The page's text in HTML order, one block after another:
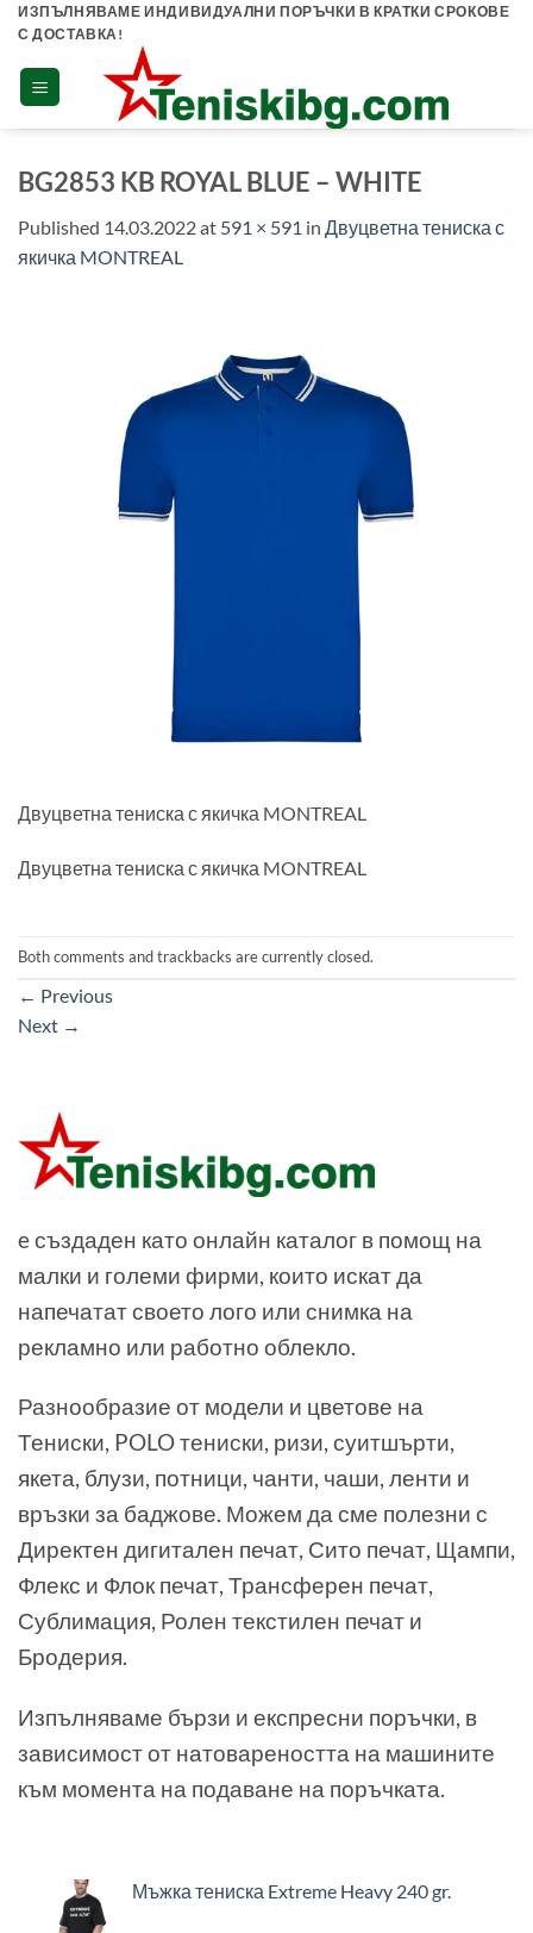
Skip
content
ИЗПЪЛНЯВАМЕ ИНДИВИДУАЛНИ ПОРЪЧКИ В КРАТКИ СРОКОВЕ
С ДОСТАВКА!
BG2853 KB ROYAL BLUE – WHITE
Published 14.03.2022at 591 × 591 in Двуцветна тениска с
якичка MONTREAL
Двуцветна тениска с якичка MONTREAL
Двуцветна тениска с якичка MONTREAL
Both comments and trackbacks are currently closed.
← Previous
Next →
e създаден като онлайн каталог в помощ на
малки и големи фирми, които искат да
напечатат своето лого или снимка на
рекламно или работно облекло.
Разнообразие от модели и цветове на
Тениски, POLO тениски, ризи, суитшърти,
якета, блузи, потници, чанти, чаши, ленти и
връзки за баджове. Можем да сме полезни с
Директен дигитален печат, Сито печат, Щампи,
Флекс и Флок печат, Трансферен печат,
Сублимация, Ролен текстилен печат и
Бродерия.
Изпълняваме бързи и експресни поръчки, в
зависимост от натовареността на машините
към момента на подаване на поръчката.
Мъжка тениска Extreme Heavy 240 gr.